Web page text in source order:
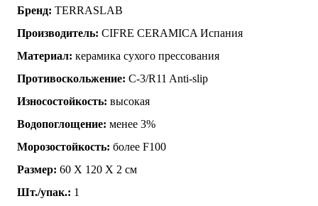
Бренд: TERRASLAB
Производитель: CIFRE CERAMICA Испания
Материал: керамика сухого прессования
Противоскольжение: C-3/R11 Anti-slip
Износостойкость: высокая
Водопоглощение: менее 3%
Морозостойкость: более F100
Размер: 60 Х 120 Х 2 см
Шт./упак.: 1